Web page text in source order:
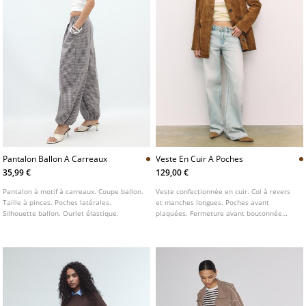
Pantalon Ballon A Carreaux
35,99 €
Pantalon à motif à carreaux. Coupe ballon.
Taille à pinces. Poches latérales.
Silhouette ballon. Ourlet élastique.
Veste En Cuir A Poches
129,00 €
Veste confectionnée en cuir. Col à revers
et manches longues. Poches avant
plaquées. Fermeture avant boutonnée